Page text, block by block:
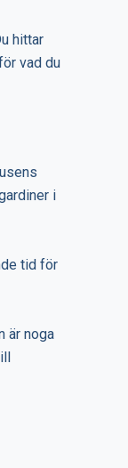
hittar
vad du
i
tid för
är noga